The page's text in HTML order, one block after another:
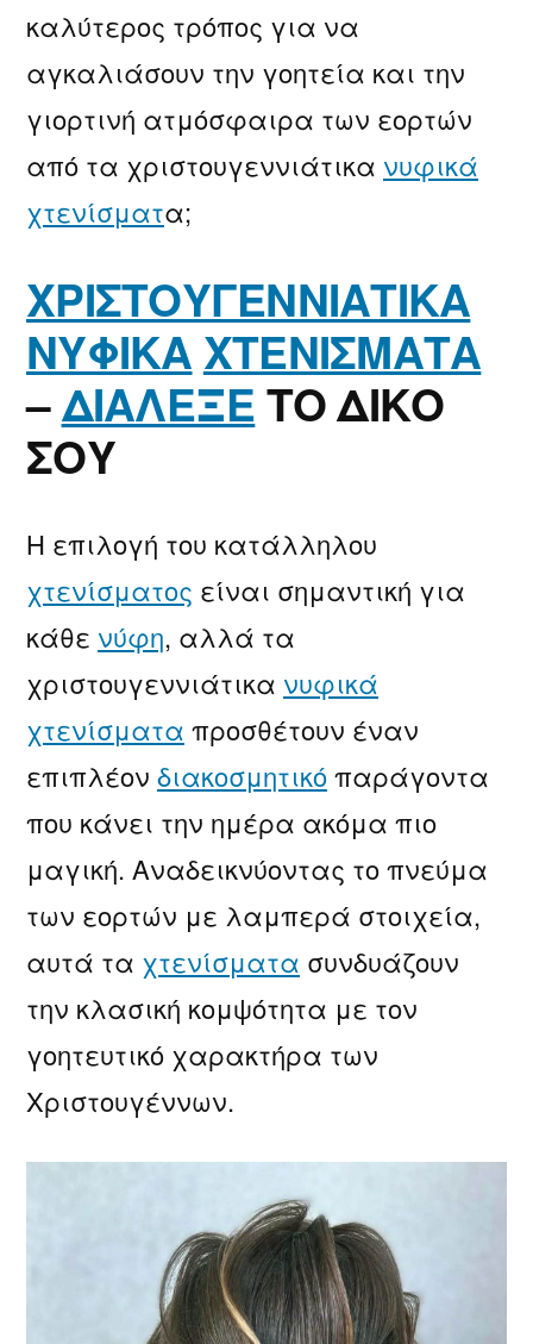
καλύτερος τρόπος για να
αγκαλιάσουν την γοητεία και την
γιορτινή ατμόσφαιρα των εορτών
από τα χριστουγεννιάτικα νυφικά
χτενίσματα;
ΧΡΙΣΤΟΥΓΕΝΝΙΑΤΙΚΑ
ΝΥΦΙΚΑ ΧΤΕΝΙΣΜΑΤΑ
–ΔΙΑΛΕΞΕΤΟ ΔΙΚΟ
ΣΟΥ
Η επιλογή του κατάλληλου
χτενίσματος είναι σημαντική για
κάθε νύφη, αλλά τα
χριστουγεννιάτικα νυφικά
χτενίσματα προσθέτουν έναν
επιπλέον διακοσμητικόπαράγοντα
που κάνει την ημέρα ακόμα πιο
μαγική. Αναδεικνύοντας το πνεύμα
των εορτών με λαμπερά στοιχεία,
αυτά τα χτενίσματα συνδυάζουν
την κλασική κομψότητα με τον
γοητευτικό χαρακτήρα των
Χριστουγέννων.